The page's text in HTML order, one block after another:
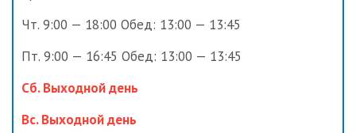
Чт. 9:00 — 18:00 Обед: 13:00 — 13:45
Пт. 9:00 — 16:45 Обед: 13:00 — 13:45
Сб. Выходной день
Вс. Выходной день